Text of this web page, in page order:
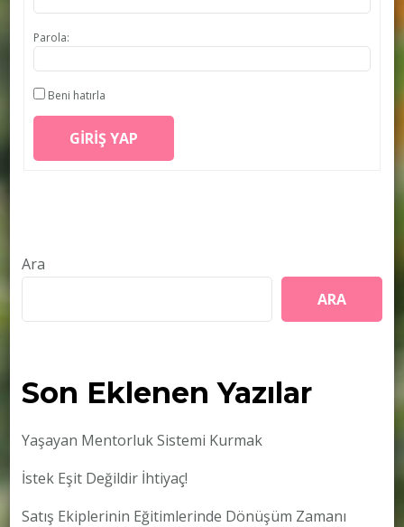
Parola:
Beni hatırla
GIRIŞ YAP
Ara
ARA
Son Eklenen Yazılar
Yaşayan Mentorluk Sistemi Kurmak
İstek Eşit Değildir İhtiyaç!
Satış Ekiplerinin Eğitimlerinde Dönüşüm Zamanı